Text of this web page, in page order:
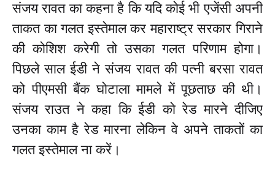
संजय रावत का कहना है कि यदि कोई भी एजेंसी अपनी
ताकत का गलत इस्तेमाल कर महाराष्ट्र सरकार गिराने
की कोशिश करेगी तो उसका गलत परिणाम होगा।
पिछले साल ईडी ने संजय रावत की पत्नी बरसा रावत
को पीएमसी बैंक घोटाला मामले में पूछताछ की थी।
संजय राउत ने कहा कि ईडी को रेड मारने दीजिए
उनका काम है रेड मारना लेकिन वे अपने ताकतों का
गलत इस्तेमाल ना करें।